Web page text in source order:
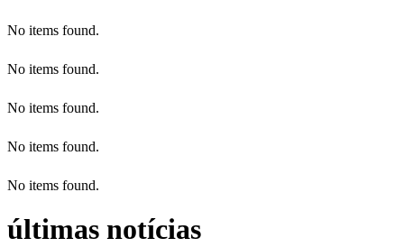
No items found.
No items found.
No items found.
No items found.
No items found.
últimas notícias